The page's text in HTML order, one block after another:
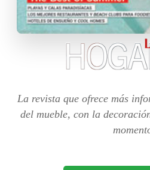
La revista que ofrece más
del mueble, con la